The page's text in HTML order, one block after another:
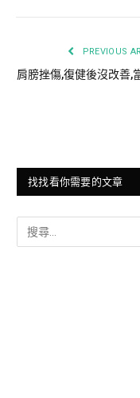
PREVIOUS
肩膀挫傷,復健後沒改善,
找找看你需要的文章